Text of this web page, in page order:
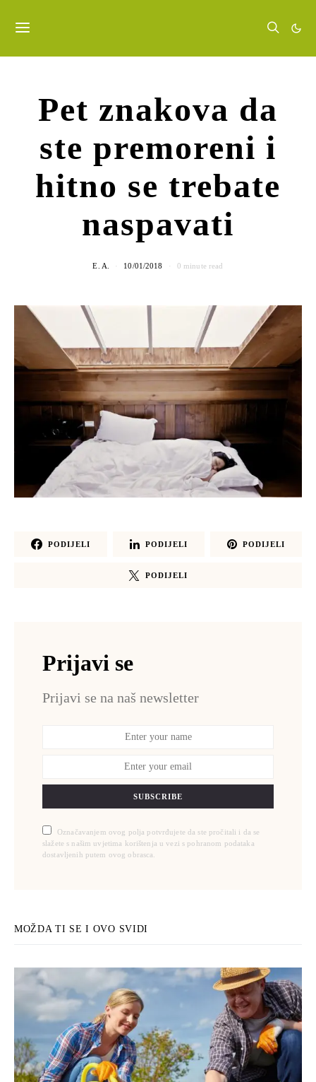
Pet znakova da
ste premoreni i
hitno se trebate
naspavati
E. A. 10/01/2018 0 minute read
PODIJELI PODIJELI PODIJELI
PODIJELI
Prijavi se
Prijavi se na naš newsletter
SUBSCRIBE
Označavanjem ovog polja potvrđujete da ste pročitali i da se
slažete s našim uvjetima korištenja u vezi s pohranom podataka
dostavljenih putem ovog obrasca.
MOŽDA TI SE I OVO SVIDI